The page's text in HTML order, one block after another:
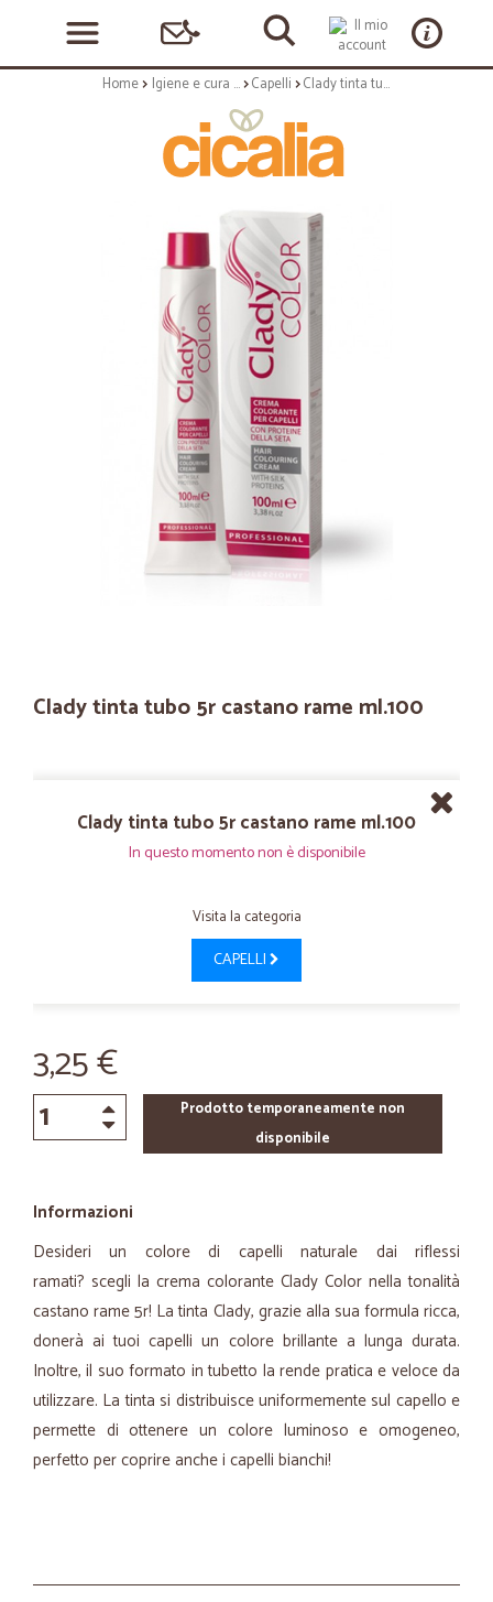
Home Igiene e cura personale Capelli Clady tinta tubo 5r castano rame ml.100
Clady tinta tubo 5r castano rame ml.100
Clady tinta tubo 5r castano rame ml.100
In questo momento non è disponibile
Visita la categoria
CAPELLI
3,25 €
Prodotto temporaneamente non
disponibile
Informazioni
Desideri un colore di capelli naturale dai riflessi
ramati? scegli la crema colorante Clady Color nella tonalità
castano rame 5r! La tinta Clady, grazie alla sua formula ricca,
donerà ai tuoi capelli un colore brillante a lunga durata.
Inoltre, il suo formato in tubetto la rende pratica e veloce da
utilizzare. La tinta si distribuisce uniformemente sul capello e
permette di ottenere un colore luminoso e omogeneo,
perfetto per coprire anche i capelli bianchi!